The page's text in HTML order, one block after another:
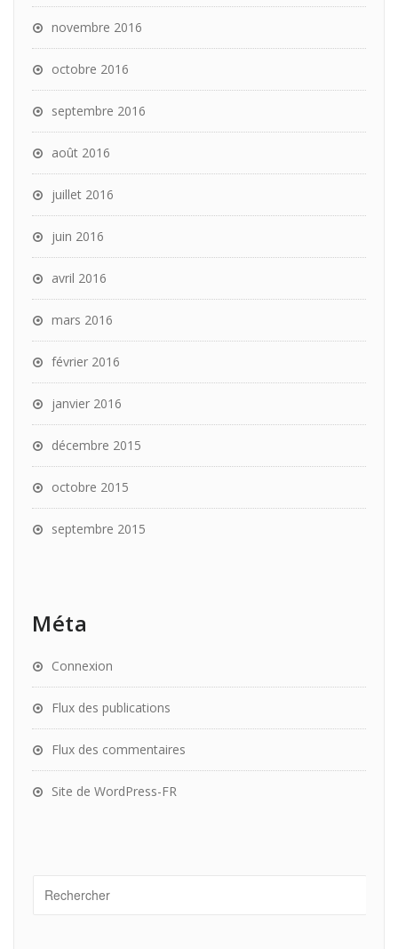
novembre 2016
octobre 2016
septembre 2016
août 2016
juillet 2016
juin 2016
avril 2016
mars 2016
février 2016
janvier 2016
décembre 2015
octobre 2015
septembre 2015
Méta
Connexion
Flux des publications
Flux des commentaires
Site de WordPress-FR